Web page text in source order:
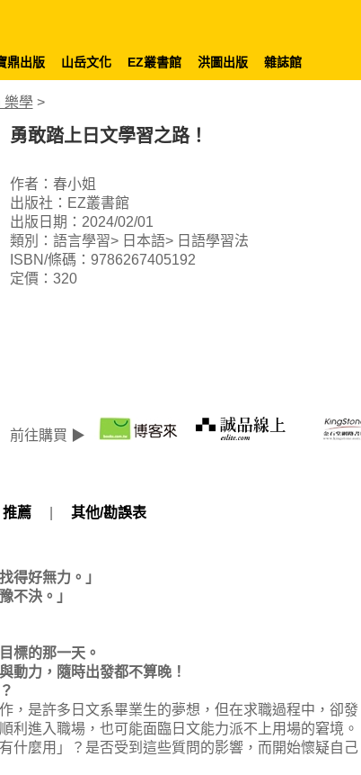
鼎出版 山岳文化 EZ叢書館 洪圖出版 雜誌館
樂學>
勇敢踏上日文學習之路！
作者：春小姐
出版社：EZ叢書館
出版日期：2024/02/01
類別：語言學習> 日本語> 日語學習法
ISBN/條碼：9786267405192
定價：320
前往購買 ▶
推薦 其他/勘誤表
得好無力。」
不決。」
標的那一天。
動力，隨時出發都不算晚！
是許多日文系畢業生的夢想，但在求職過程中，卻發
利進入職場，也可能面臨日文能力派不上用場的窘境。
什麼用」？是否受到這些質問的影響，而開始懷疑自己